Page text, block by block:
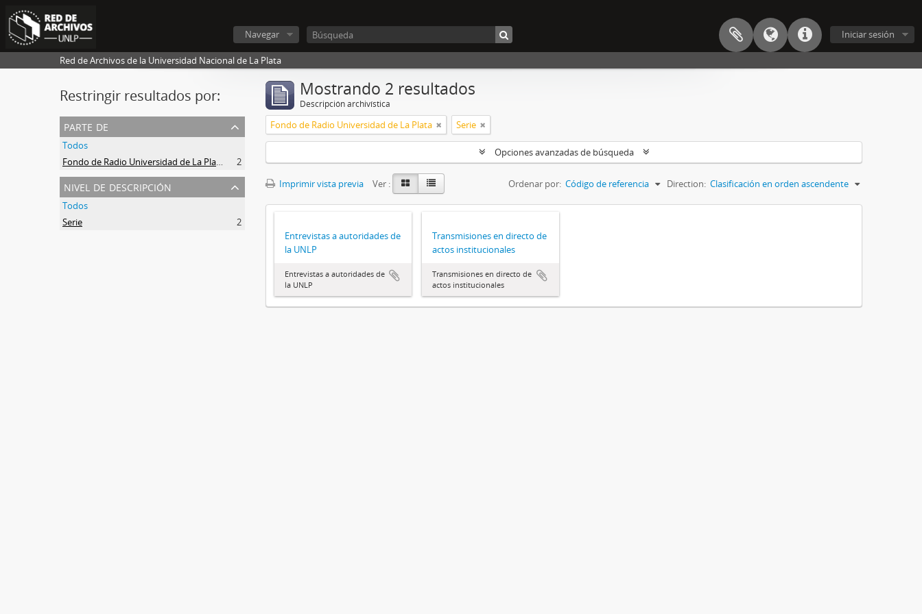
Iniciar sesión
Navegar
Red de Archivos de la Universidad Nacional de La Plata
Restringir resultados por:
parte de
Todos
Fondo de Radio Universidad de La Plata
2
nivel de descripción
Todos
Serie
2
Mostrando 2 resultados
Descripción archivística
Fondo de Radio Universidad de La Plata Serie
Opciones avanzadas de búsqueda
Imprimir vista previa Ver : Ordenar por: Código de referencia Direction: Clasificación en orden ascendente
Entrevistas a autoridades de
la UNLP
Entrevistas a autoridades de
la UNLP
Transmisiones en directo de
actos institucionales
Transmisiones en directo de
actos institucionales